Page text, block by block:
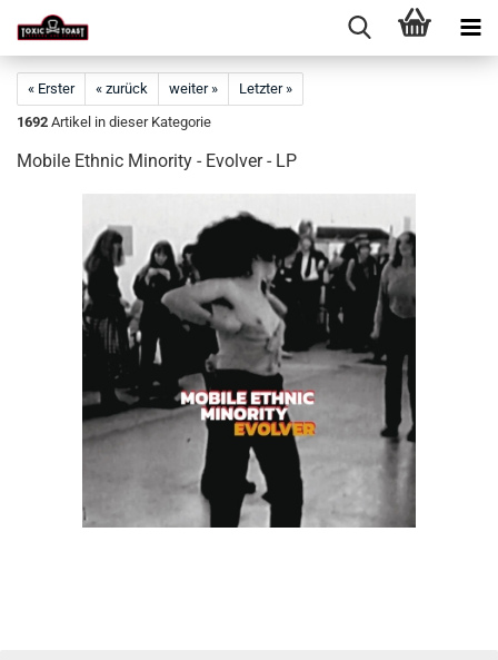
« Erster « zurück weiter »
Letzter »
1692 Artikel in dieser Kategorie
Mobile Ethnic Minority - Evolver - LP